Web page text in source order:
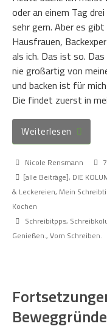
oder an einem Tag
sehr gern. Aber es
Hausfrauen,
als ich. Das ist so.
nie großartig von
und backen ist für
Die findet zuerst in
Weiterlesen
Nicole Rensmann
[alle Beiträge], DIE
& Leckereien, Mein
Kochen
Schreibitpps,
Genießen., Vom Schreiben.